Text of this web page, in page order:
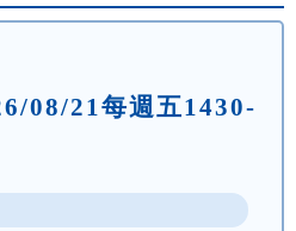
08/21每週五1430-